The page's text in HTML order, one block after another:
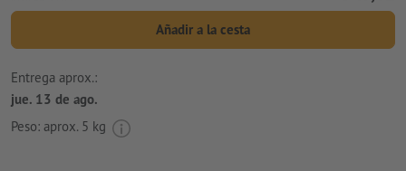
Añadir a la cesta
Entrega aprox.:
jue. 13 de ago.
Peso: aprox. 5 kg